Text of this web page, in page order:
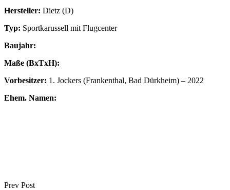
Hersteller: Dietz (D)
Typ: Sportkarussell mit Flugcenter
Baujahr:
Maße (BxTxH):
Vorbesitzer: 1. Jockers (Frankenthal, Bad Dürkheim) – 2022
Ehem. Namen:
Prev Post